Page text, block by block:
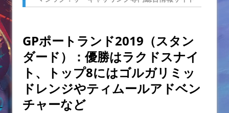
GPポートランド2019（スタン
ダード）：優勝はラクドスナイ
ト、トップ8にはゴルガリミッ
ドレンジやティムールアドベン
チャーなど